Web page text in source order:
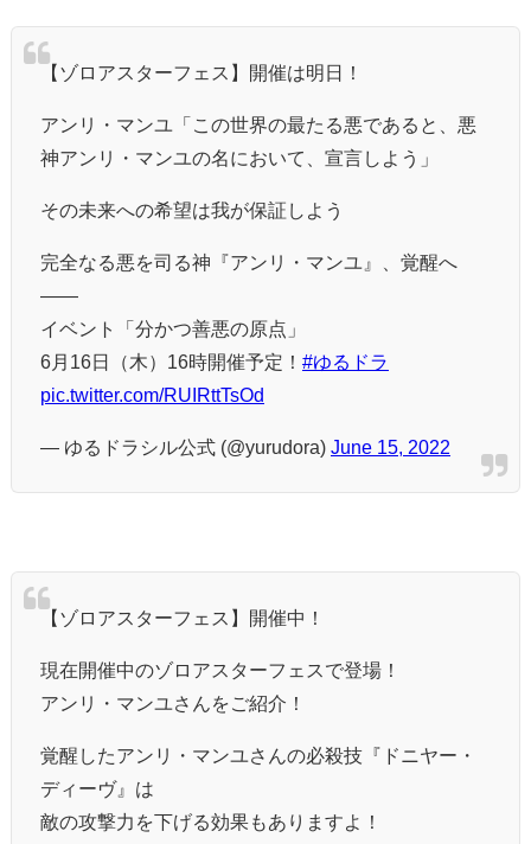
【ゾロアスターフェス】開催は明日！
アンリ・マンユ「この世界の最たる悪であると、悪
神アンリ・マンユの名において、宣言しよう」
その未来への希望は我が保証しよう
完全なる悪を司る神『アンリ・マンユ』、覚醒へ
——
イベント「分かつ善悪の原点」
6月16日（木）16時開催予定！ #ゆるドラ
pic.twitter.com/RUIRttTsOd
— ゆるドラシル公式 (@yurudora) June 15, 2022
【ゾロアスターフェス】開催中！
現在開催中のゾロアスターフェスで登場！
アンリ・マンユさんをご紹介！
覚醒したアンリ・マンユさんの必殺技『ドニヤー・
ディーヴ』は
敵の攻撃力を下げる効果もありますよ！